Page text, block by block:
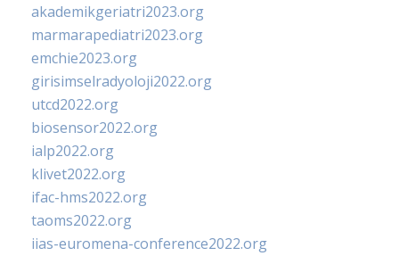
akademikgeriatri2023.org
marmarapediatri2023.org
emchie2023.org
girisimselradyoloji2022.org
utcd2022.org
biosensor2022.org
ialp2022.org
klivet2022.org
ifac-hms2022.org
taoms2022.org
iias-euromena-conference2022.org